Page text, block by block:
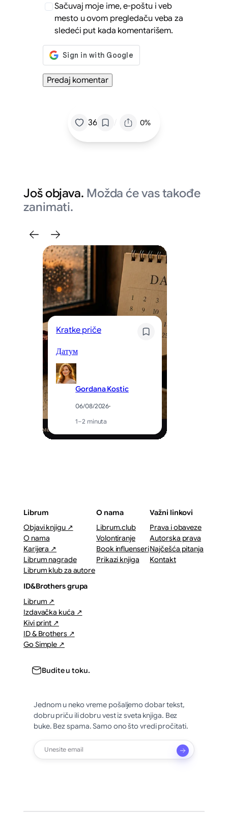
Sačuvaj moje ime, e-poštu i veb
mesto u ovom pregledaču veba za
sledeći put kada komentarišem.
36 / 0%
Još objava. Možda će vas takođe
zanimati.
Kratke priče
Датум
Gordana Kostic
06/08/2026·
1–2 minuta
Librum
Objavi knjigu ↗
O nama
Karijera ↗
Librum nagrade
Librum klub za autore
O nama
Librum.club
Volontiranje
Book influenseri
Prikazi knjiga
Važni linkovi
Prava i obaveze
Autorska prava
Najčešća pitanja
Kontakt
ID&Brothers grupa
Librum ↗
Izdavačka kuća ↗
Kivi print ↗
ID & Brothers ↗
Go Simple ↗
Budite u toku.
Jednom u neko vreme pošaljemo dobar tekst,
dobru priču ili dobru vest iz sveta knjiga. Bez
buke. Bez spama. Samo ono što vredi pročitati.